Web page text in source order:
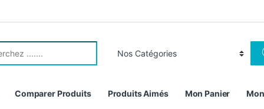
Comparer Produits Produits Aimés Mon Panier